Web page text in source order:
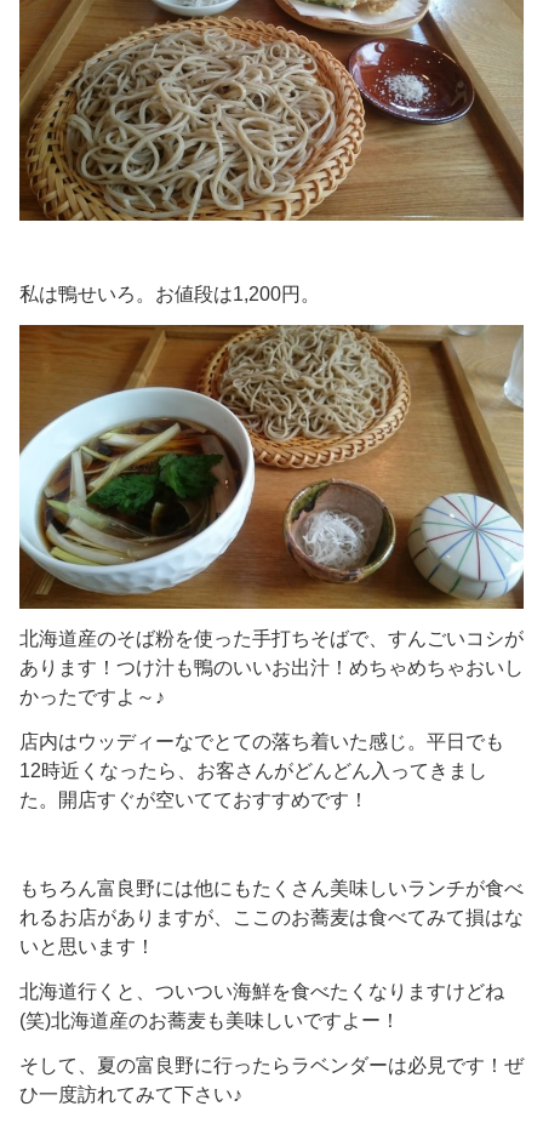
私は鴨せいろ。お値段は1,200円。
北海道産のそば粉を使った手打ちそばで、すんごいコシが
あります！つけ汁も鴨のいいお出汁！めちゃめちゃおいし
かったですよ～♪
店内はウッディーなでとての落ち着いた感じ。平日でも
12時近くなったら、お客さんがどんどん入ってきまし
た。開店すぐが空いてておすすめです！
もちろん富良野には他にもたくさん美味しいランチが食べ
れるお店がありますが、ここのお蕎麦は食べてみて損はな
いと思います！
北海道行くと、ついつい海鮮を食べたくなりますけどね
(笑)北海道産のお蕎麦も美味しいですよー！
そして、夏の富良野に行ったらラベンダーは必見です！ぜ
ひ一度訪れてみて下さい♪